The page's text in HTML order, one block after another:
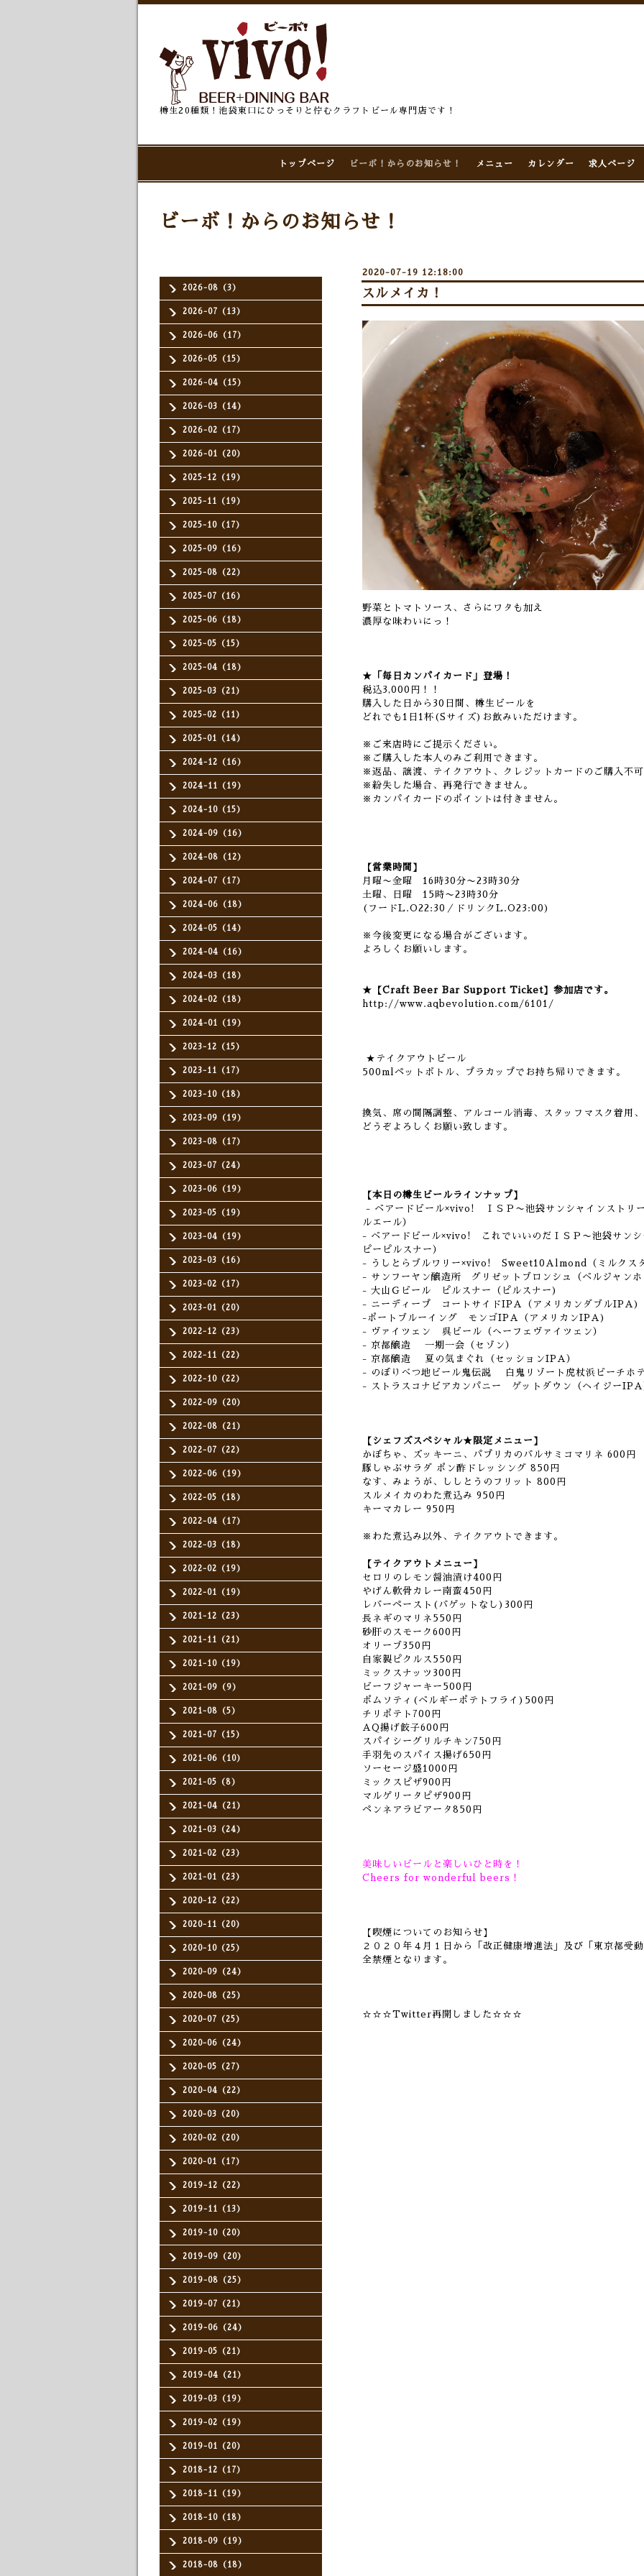
樽生20種類！池袋東口にひっそりと佇むクラフトビール専門店です！
トップページ ビーボ！からのお知らせ！ メニュー カレンダー 求人ページ
2026-08（3）
2026-07（13）
2026-06（17）
2026-05（15）
2026-04（15）
2026-03（14）
2026-02（17）
2026-01（20）
2025-12（19）
2025-11（19）
2025-10（17）
2025-09（16）
2025-08（22）
2025-07（16）
2025-06（18）
2025-05（15）
2025-04（18）
2025-03（21）
2025-02（11）
2025-01（14）
2024-12（16）
2024-11（19）
2024-10（15）
2024-09（16）
2024-08（12）
2024-07（17）
2024-06（18）
2024-05（14）
2024-04（16）
2024-03（18）
2024-02（18）
2024-01（19）
2023-12（15）
2023-11（17）
2023-10（18）
2023-09（19）
2023-08（17）
2023-07（24）
2023-06（19）
2023-05（19）
2023-04（19）
2023-03（16）
2023-02（17）
2023-01（20）
2022-12（23）
2022-11（22）
2022-10（22）
2022-09（20）
2022-08（21）
2022-07（22）
2022-06（19）
2022-05（18）
2022-04（17）
2022-03（18）
2022-02（19）
2022-01（19）
2021-12（23）
2021-11（21）
2021-10（19）
2021-09（9）
2021-08（5）
2021-07（15）
2021-06（10）
2021-05（8）
2021-04（21）
2021-03（24）
2021-02（23）
2021-01（23）
2020-12（22）
2020-11（20）
2020-10（25）
2020-09（24）
2020-08（25）
2020-07（25）
2020-06（24）
2020-05（27）
2020-04（22）
2020-03（20）
2020-02（20）
2020-01（17）
2019-12（22）
2019-11（13）
2019-10（20）
2019-09（20）
2019-08（25）
2019-07（21）
2019-06（24）
2019-05（21）
2019-04（21）
2019-03（19）
2019-02（19）
2019-01（20）
2018-12（17）
2018-11（19）
2018-10（18）
2018-09（19）
2018-08（18）
ビーボ！からのお知らせ！
2020-07-19 12:18:00
スルメイカ！
野菜とトマトソース、さらにワタも加え
濃厚な味わいにっ！
★「毎日カンパイカード」登場！
税込3,000円！！
購入した日から30日間、樽生ビールを
どれでも1日1杯(Sサイズ)お飲みいただけます。
※ご来店時にご提示ください。
※ご購入した本人のみご利用できます。
※返品、譲渡、テイクアウト、クレジットカードのご購入不
※紛失した場合、再発行できません。
※カンパイカードのポイントは付きません。
【営業時間】
月曜〜金曜 16時30分〜23時30分
土曜、日曜 15時〜23時30分
(フードL.O22:30／ドリンクL.O23:00)
※今後変更になる場合がございます。
よろしくお願いします。
★【Craft Beer Bar Support Ticket】参加店です。
http://www.aqbevolution.com/6101/
★テイクアウトビール
500mlペットボトル、プラカップでお持ち帰りできます。
換気、席の間隔調整、アルコール消毒、スタッフマスク着用
どうぞよろしくお願い致します。
【本日の樽生ビールラインナップ】
- ベアードビール×vivo! ＩＳＰ〜池袋サンシャインストリ
ルエール）
- ベアードビール×vivo! これでいいのだＩＳＰ〜池袋サンシ
ピーピルスナー）
- うしとらブルワリー×vivo! Sweet10Almond（ミルクス
- サンフーヤン醸造所 グリゼットブロンシュ（ベルジャンホ
- 大山Ｇビール ピルスナー（ピルスナー)
- ニーディープ コートサイドIPA（アメリカンダブルIPA)
-ポートブルーイング モンゴIPA（アメリカンIPA)
- ヴァイツェン 呉ビール（へーフェヴァイツェン）
- 京都醸造 一期一会（セゾン）
- 京都醸造 夏の気まぐれ（セッションIPA）
- のぼりべつ地ビール鬼伝説 白鬼リゾート虎杖浜ビーチホ
- ストラスコナビアカンパニー ゲットダウン（ヘイジー
【シェフズスペシャル★限定メニュー】
かぼちゃ、ズッキーニ、パプリカのバルサミコマリネ 600円
豚しゃぶサラダ ポン酢ドレッシング 850円
なす、みょうが、ししとうのフリット 800円
スルメイカのわた煮込み 950円
キーマカレー 950円
※わた煮込み以外、テイクアウトできます。
【テイクアウトメニュー】
セロリのレモン醤油漬け400円
やげん軟骨カレー南蛮450円
レバーペースト(バゲットなし)300円
長ネギのマリネ550円
砂肝のスモーク600円
オリーブ350円
自家製ピクルス550円
ミックスナッツ300円
ビーフジャーキー500円
ポムソティ(ベルギーポテトフライ)500円
チリポテト700円
AQ揚げ餃子600円
スパイシーグリルチキン750円
手羽先のスパイス揚げ650円
ソーセージ盛1000円
ミックスピザ900円
マルゲリータピザ900円
ペンネアラビアータ850円
美味しいビールと楽しいひと時を！
Cheers for wonderful beers！
【喫煙についてのお知らせ】
２０２０年４月１日から「改正健康増進法」及び「東京都受
全禁煙となります。
☆☆☆Twitter再開しました☆☆☆